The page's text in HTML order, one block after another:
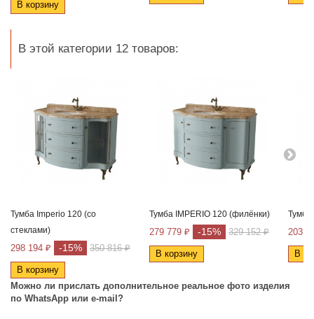
В корзину
В этой категории 12 товаров:
Тумба Imperio 120 (со
стеклами)
298 194 ₽ -15% 350 816 ₽
В корзину
Тумба IMPERIO 120 (филёнки)
279 779 ₽ -15% 329 152 ₽
В корзину
Тумба
203
В
Можно ли прислать дополнительное реальное фото изделия
по WhatsApp или e-mail ?